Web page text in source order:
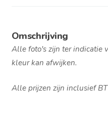
Omschrijving
Alle foto's zijn ter indicatie
kleur kan afwijken.
Alle prijzen zijn inclusief